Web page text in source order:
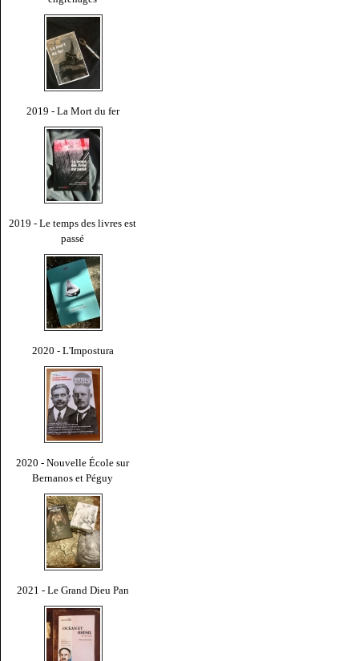
2019 - La Mort du fer
2019 - Le temps des livres est
passé
2020 - L'Impostura
2020 - Nouvelle École sur
Bernanos et Péguy
2021 - Le Grand Dieu Pan